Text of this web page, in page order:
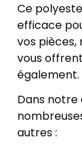
Ce
efficace
vos pièces,
vous
également.
Dans
autres :